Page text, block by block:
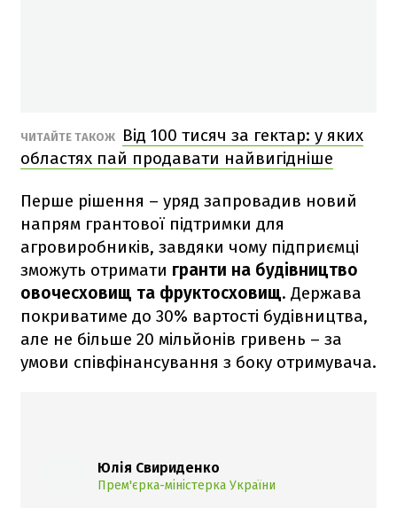
ЧИТАЙТЕ ТАКОЖ
Від 100 тисяч за гектар: у яких
областях пай продавати найвигідніше
Перше рішення – уряд запровадив новий
напрям грантової підтримки для
агровиробників, завдяки чому підприємці
зможуть отримати гранти на будівництво
овочесховищ та фруктосховищ. Держава
покриватиме до 30% вартості будівництва,
але не більше 20 мільйонів гривень – за
умови співфінансування з боку отримувача.
Юлія Свириденко
Прем'єрка-міністерка України